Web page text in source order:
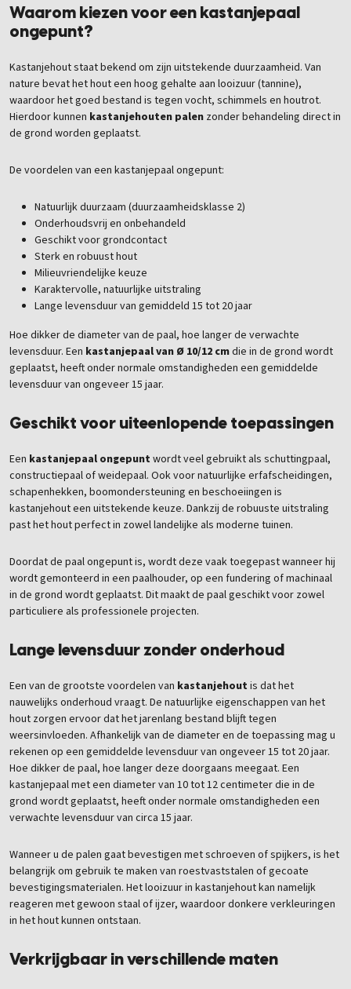
Waarom kiezen voor een kastanjepaal
ongepunt?
Kastanjehout staat bekend om zijn uitstekende duurzaamheid. Van
nature bevat het hout een hoog gehalte aan looizuur (tannine),
waardoor het goed bestand is tegen vocht, schimmels en houtrot.
Hierdoor kunnen kastanjehouten palen zonder behandeling direct in
de grond worden geplaatst.
De voordelen van een kastanjepaal ongepunt:
Natuurlijk duurzaam (duurzaamheidsklasse 2)
Onderhoudsvrij en onbehandeld
Geschikt voor grondcontact
Sterk en robuust hout
Milieuvriendelijke keuze
Karaktervolle, natuurlijke uitstraling
Lange levensduur van gemiddeld 15 tot 20 jaar
Hoe dikker de diameter van de paal, hoe langer de verwachte
levensduur. Een kastanjepaal van Ø 10/12 cmdie in de grond wordt
geplaatst, heeft onder normale omstandigheden een gemiddelde
levensduur van ongeveer 15 jaar.
Geschikt voor uiteenlopende toepassingen
Een kastanjepaal ongepunt wordt veel gebruikt als schuttingpaal,
constructiepaal of weidepaal. Ook voor natuurlijke erfafscheidingen,
schapenhekken, boomondersteuning en beschoeiingen is
kastanjehout een uitstekende keuze. Dankzij de robuuste uitstraling
past het hout perfect in zowel landelijke als moderne tuinen.
Doordat de paal ongepunt is, wordt deze vaak toegepast wanneer hij
wordt gemonteerd in een paalhouder, op een fundering of machinaal
in de grond wordt geplaatst. Dit maakt de paal geschikt voor zowel
particuliere als professionele projecten.
Lange levensduur zonder onderhoud
Een van de grootste voordelen van kastanjehout is dat het
nauwelijks onderhoud vraagt. De natuurlijke eigenschappen van het
hout zorgen ervoor dat het jarenlang bestand blijft tegen
weersinvloeden. Afhankelijk van de diameter en de toepassing mag u
rekenen op een gemiddelde levensduur van ongeveer 15 tot 20 jaar.
Hoe dikker de paal, hoe langer deze doorgaans meegaat. Een
kastanjepaal met een diameter van 10 tot 12 centimeter die in de
grond wordt geplaatst, heeft onder normale omstandigheden een
verwachte levensduur van circa 15 jaar.
Wanneer u de palen gaat bevestigen met schroeven of spijkers, is het
belangrijk om gebruik te maken van roestvaststalen of gecoate
bevestigingsmaterialen. Het looizuur in kastanjehout kan namelijk
reageren met gewoon staal of ijzer, waardoor donkere verkleuringen
in het hout kunnen ontstaan.
Verkrijgbaar in verschillende maten